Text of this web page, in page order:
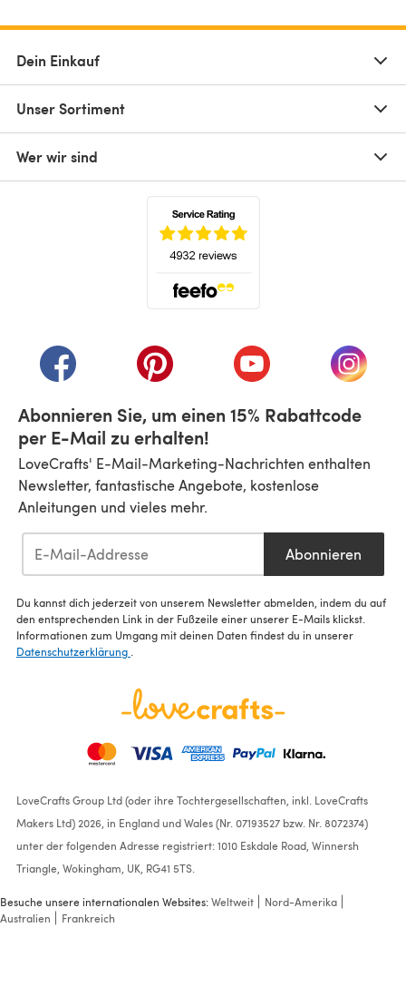
Dein Einkauf
Unser Sortiment
Wer wir sind
(öffnet sich in einem neuen Tab)
(öffnet sich in einem neuen Tab)
(öffnet sich in einem
(öffnet
Abonnieren Sie, um einen 15% Rabattcode
per E-Mail zu erhalten!
LoveCrafts' E-Mail-Marketing-Nachrichten enthalten
Newsletter, fantastische Angebote, kostenlose
Anleitungen und vieles mehr.
Abonnieren
Du kannst dich jederzeit von unserem Newsletter abmelden, indem du auf
den entsprechenden Link in der Fußzeile einer unserer E-Mails klickst.
Informationen zum Umgang mit deinen Daten findest du in unserer
Datenschutzerklärung
LoveCrafts Group Ltd (oder ihre Tochtergesellschaften, inkl. LoveCrafts
Makers Ltd) 2026, in England und Wales (Nr. 07193527 bzw. Nr. 8072374)
unter der folgenden Adresse registriert: 1010 Eskdale Road, Winnersh
Triangle, Wokingham, UK, RG41 5TS.
Besuche unsere internationalen Websites:Weltweit
Nord-Amerika
Australien
Frankreich